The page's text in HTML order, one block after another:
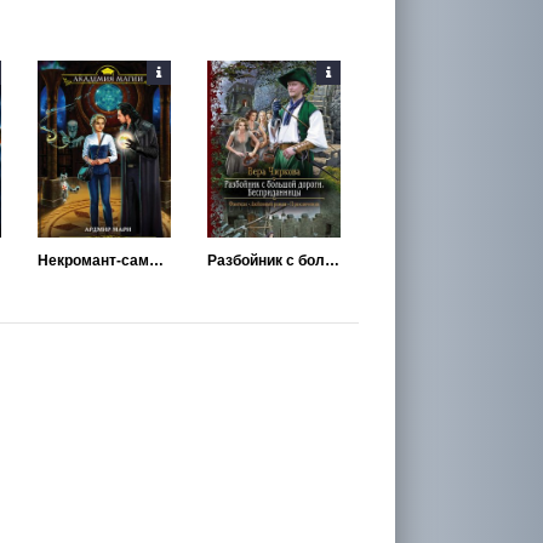
Некромант-самоучка, или Форменное безобразие Разбойник с большой дороги. Бесприданницы